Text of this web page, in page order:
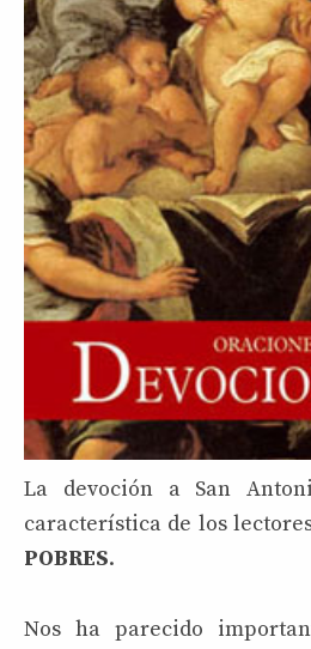
La devoción a San
característica de los
POBRES.
Nos ha parecido